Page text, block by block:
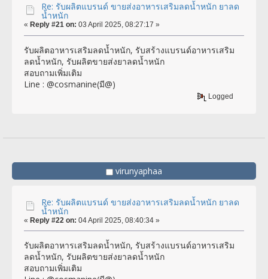
Re: รับผลิตแบรนด์ ขายส่งอาหารเสริมลดน้ำหนัก ยาลด
น้ำหนัก
« Reply #21 on: 03 April 2025, 08:27:17 »
รับผลิตอาหารเสริมลดน้ำหนัก, รับสร้างแบรนด์อาหารเสริม
ลดน้ำหนัก, รับผลิตขายส่งยาลดน้ำหนัก
สอบถามเพิ่มเติม
Line : @cosmanine(มี@)
Logged
virunyaphaa
Re: รับผลิตแบรนด์ ขายส่งอาหารเสริมลดน้ำหนัก ยาลด
น้ำหนัก
« Reply #22 on: 04 April 2025, 08:40:34 »
รับผลิตอาหารเสริมลดน้ำหนัก, รับสร้างแบรนด์อาหารเสริม
ลดน้ำหนัก, รับผลิตขายส่งยาลดน้ำหนัก
สอบถามเพิ่มเติม